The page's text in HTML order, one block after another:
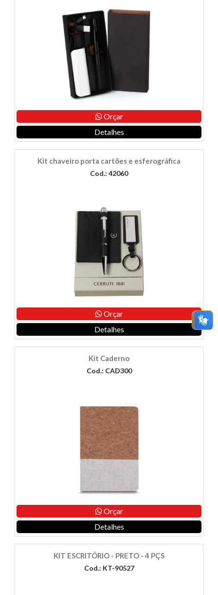
Orçar
Detalhes
Kit chaveiro porta cartões e esferográfica
Cod.: 42060
Orçar
Detalhes
Kit Caderno
Cod.: CAD300
Orçar
Detalhes
KIT ESCRITÓRIO - PRETO - 4 PÇS
Cod.: KT-90527